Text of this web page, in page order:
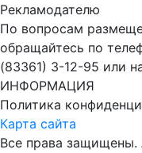
Рекламодателю
По вопросам
обращайтесь по
(83361) 3-12-95 или
ИНФОРМАЦИЯ
Политика
Карта сайта
Все права защищены.